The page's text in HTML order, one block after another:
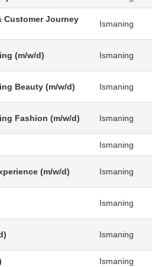
Customer Journey
Ismaning
(m/w/d) Ismaning
Beauty (m/w/d) Ismaning
Fashion (m/w/d) Ismaning
Ismaning
(m/w/d) Ismaning
Ismaning
Ismaning
Ismaning